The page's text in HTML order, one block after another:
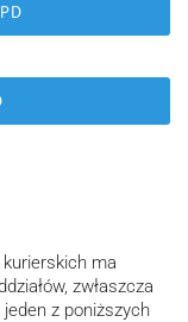
ma
zwłaszcza
z poniższych